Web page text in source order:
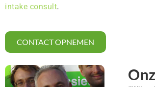
intake consult.
CONTACT OPNEMEN